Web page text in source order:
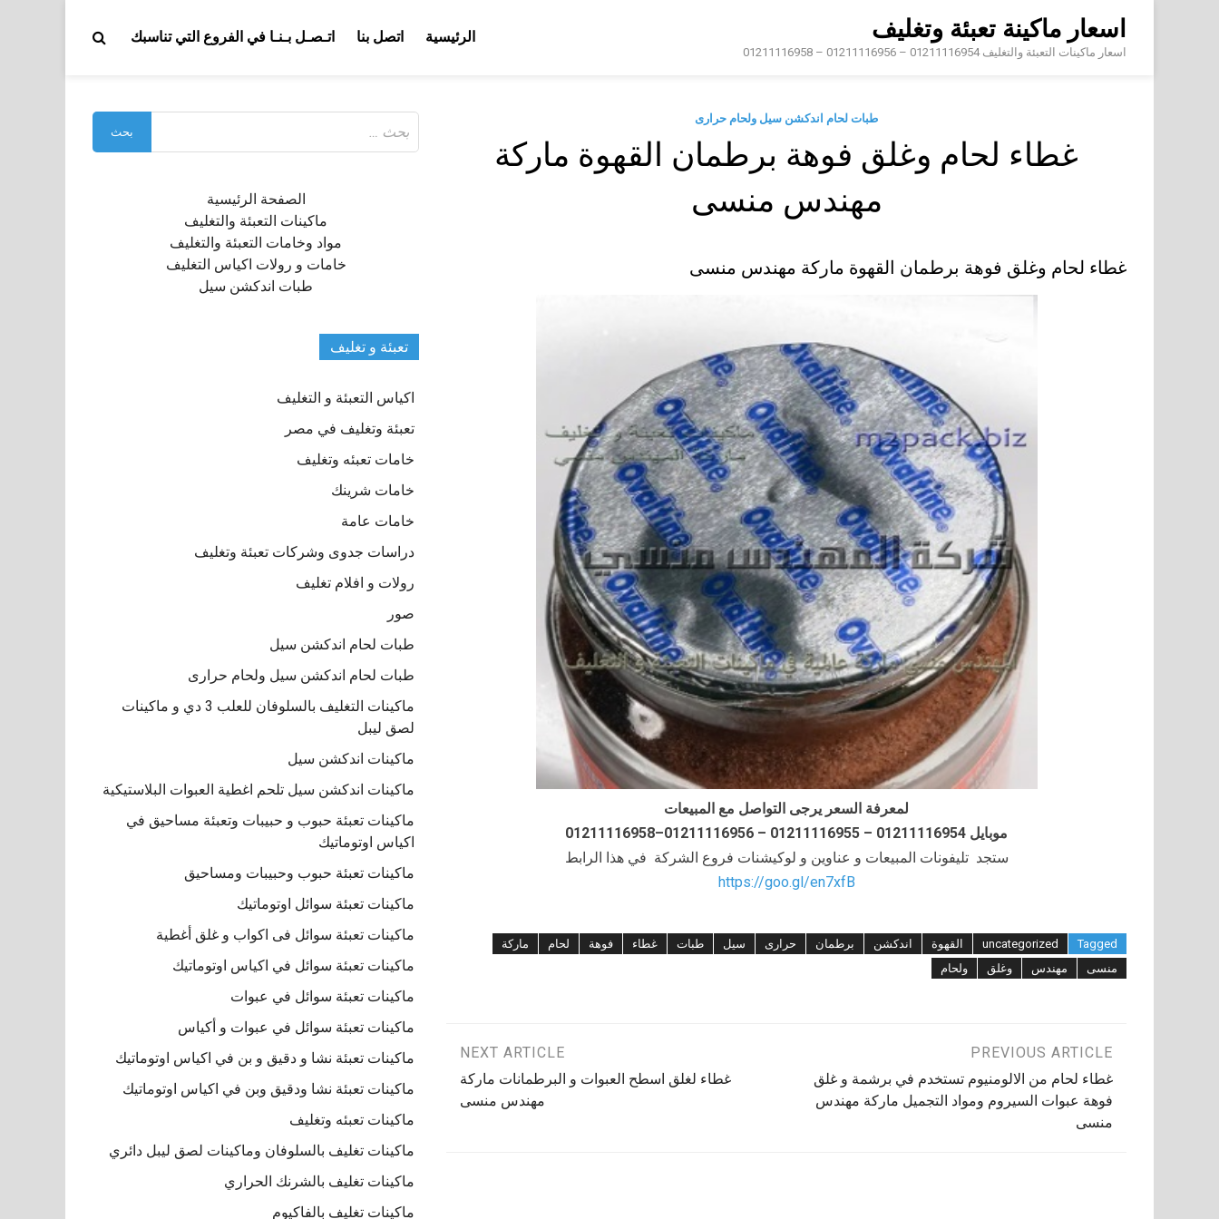
content
اسعار ماكينة تعبئة وتغليف
اسعار ماكينات التعبئة والتغليف 01211116954 – 01211116956 – 01211116958
الرئيسية اتصل بنا اتـصـل بـنـا في الفروع التي تناسبك
طبات لحام اندكشن سيل ولحام حرارى
غطاء لحام وغلق فوهة برطمان القهوة ماركة
مهندس منسى
غطاء لحام وغلق فوهة برطمان القهوة ماركة مهندس منسى
لمعرفة السعر يرجى التواصل مع المبيعات
موبايل 01211116954 – 01211116955 – 01211116956–01211116958
ستجد تليفونات المبيعات و عناوين و لوكيشنات فروع الشركة في هذا الرابط
https://goo.gl/en7xfB
Tagged
uncategorized القهوة اندكشن برطمان حرارى سيل طبات غطاء فوهة لحام
ماركة
منسى
مهندس وغلق ولحام
تصفّح
المقالات
PREVIOUS ARTICLE
غطاء لحام من الالومنيوم تستخدم في برشمة و غلق
فوهة عبوات السيروم ومواد التجميل ماركة مهندس
منسى
NEXT ARTICLE
غطاء لغلق اسطح العبوات و البرطمانات ماركة
مهندس منسى
عن:
الصفحة الرئيسية
ماكينات التعبئة والتغليف
مواد وخامات التعبئة والتغليف
خامات و رولات اكياس التغليف
طبات اندكشن سيل
تعبئة و تغليف
اكياس التعبئة و التغليف
تعبئة وتغليف في مصر
خامات تعبئه وتغليف
خامات شرينك
خامات عامة
دراسات جدوى وشركات تعبئة وتغليف
رولات و افلام تغليف
صور
طبات لحام اندكشن سيل
طبات لحام اندكشن سيل ولحام حرارى
ماكينات التغليف بالسلوفان للعلب 3 دي و ماكينات
لصق ليبل
ماكينات اندكشن سيل
ماكينات اندكشن سيل تلحم اغطية العبوات البلاستيكية
ماكينات تعبئة حبوب و حبيبات وتعبئة مساحيق في
اكياس اوتوماتيك
ماكينات تعبئة حبوب وحبيبات ومساحيق
ماكينات تعبئة سوائل اوتوماتيك
ماكينات تعبئة سوائل فى اكواب و غلق أغطية
ماكينات تعبئة سوائل في اكياس اوتوماتيك
ماكينات تعبئة سوائل في عبوات
ماكينات تعبئة سوائل في عبوات و أكياس
ماكينات تعبئة نشا و دقيق و بن في اكياس اوتوماتيك
ماكينات تعبئة نشا ودقيق وبن في اكياس اوتوماتيك
ماكينات تعبئه وتغليف
ماكينات تغليف بالسلوفان وماكينات لصق ليبل دائري
ماكينات تغليف بالشرنك الحراري
ماكينات تغليف بالفاكيوم